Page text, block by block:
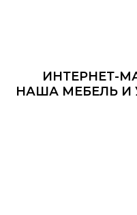
ИНТЕРНЕТ-
НАША МЕБЕЛЬ И